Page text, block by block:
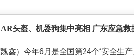
AR头盔、机器狗集中亮相 广东应急救
魏鑫）今年6月是全国第24个“安全生